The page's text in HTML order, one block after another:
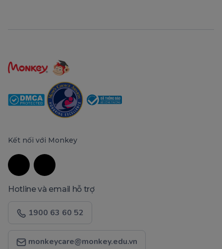
Kết nối với Monkey
Hotline và email hỗ trợ
1900 63 60 52
monkeycare@monkey.edu.vn